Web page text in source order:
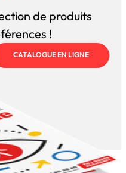
de produits
!
CATALOGUE EN LIGNE